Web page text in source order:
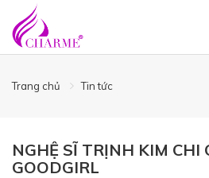
Trang chủ Tin tức
NGHỆ SĨ TRỊNH KIM CHI
GOODGIRL